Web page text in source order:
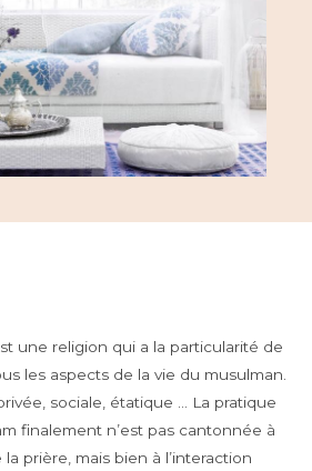
une religion qui a la particularité de
les aspects de la vie du musulman.
sociale, étatique … La pratique
finalement n’est pas cantonnée à
prière, mais bien à l’interaction